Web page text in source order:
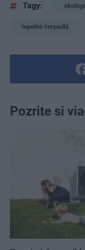
Tagy:
tepelné čerpadlá
Pozrite si